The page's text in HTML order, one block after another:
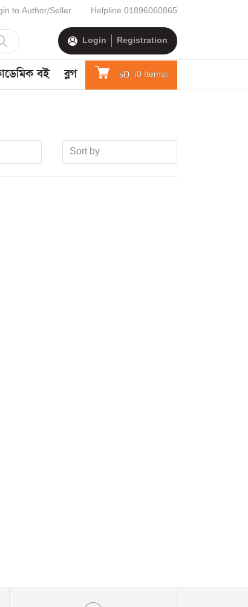
to Author/Seller Helpline 01896060865
Login Registration
বই ব্লগ ৳0 (0 Items)
Sort by